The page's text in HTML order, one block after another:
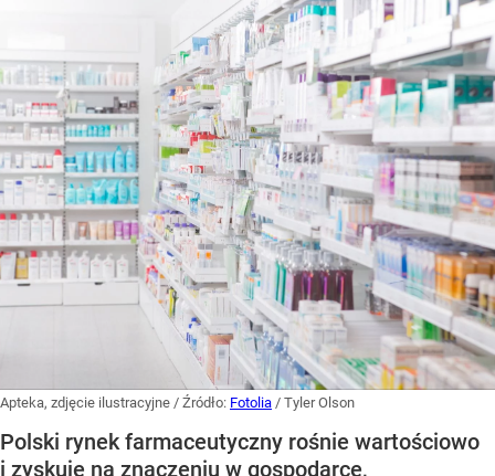
Apteka, zdjęcie ilustracyjne / Źródło: Fotolia / Tyler Olson
Polski rynek farmaceutyczny rośnie wartościowo
i zyskuje na znaczeniu w gospodarce,